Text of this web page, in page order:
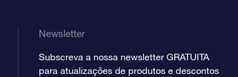
Newsletter
Subscreva a nossa newsletter GRATUITA
para atualizações de produtos e descontos